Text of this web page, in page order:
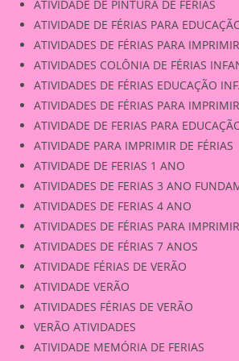
ATIVIDADE DE PINTURA DE FÉRIAS
ATIVIDADE DE FÉRIAS PARA
ATIVIDADES DE FÉRIAS PARA IMPRIMIR
ATIVIDADES COLÔNIA DE FÉRIAS
ATIVIDADES DE FÉRIAS EDUCAÇÃO
ATIVIDADES DE FÉRIAS PARA
ATIVIDADE DE FERIAS PARA
ATIVIDADE PARA IMPRIMIR DE FÉRIAS
ATIVIDADE DE FERIAS 1 ANO
ATIVIDADES DE FERIAS 3 ANO
ATIVIDADES DE FERIAS 4 ANO
ATIVIDADES DE FÉRIAS PARA
ATIVIDADES DE FÉRIAS 7 ANOS
ATIVIDADE FÉRIAS DE VERÃO
ATIVIDADE VERÃO
ATIVIDADES FÉRIAS DE VERÃO
VERÃO ATIVIDADES
ATIVIDADE MEMÓRIA DE FERIAS